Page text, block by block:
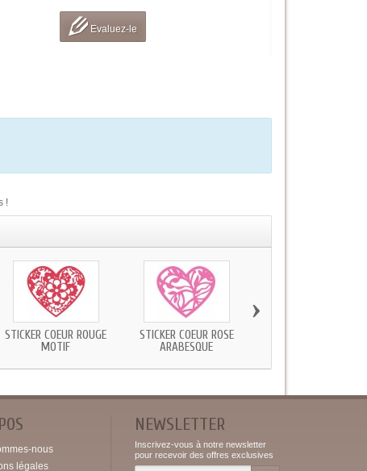
Evaluez-le
!
STICKER COEUR ROUGE
MOTIF
STICKER COEUR ROSE
ARABESQUE
›
nous
légales
NEWSLETTER
Inscrivez-vous à notre newsletter
pour recevoir des offres exclusives